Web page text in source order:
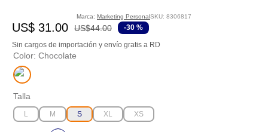
Marca: Marketing PersonalSKU: 8306817
US$ 31.00 US$44.00 -30 %
Sin cargos de importación y envío gratis a RD
Color: Chocolate
Talla
L M S XL XS